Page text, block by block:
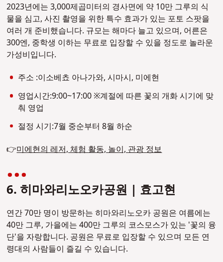
2023년에는 3,000제곱미터의 경사면에 약 10만 그루의 식
물을 심고, 사진 촬영을 위한 특수 효과가 있는 포토 스팟을
여러 개 준비했습니다. 규모는 해마다 늘고 있으며, 어른은
300엔, 중학생 이하는 무료로 입장할 수 있을 정도로 놀라운
가성비입니다.
주소 :이소베쵸 아나가와, 시마시, 미에현
영업시간:9:00~17:00 ※계절에 따른 꽃의 개화 시기에 맞
춰 영업
절정 시기:7월 중순부터 8월 하순
👉미에현의 레저, 체험 활동, 놀이, 관광 정보
6. 히마와리노오카공원 | 효고현
연간 70만 명이 방문하는히마와리노오카 공원은 여름에는
40만 그루, 가을에는 400만 그루의 코스모스가 있는 '꽃의 융
단'을 자랑합니다. 공원은 무료로 입장할 수 있으며 모든 연
령대의 사람들이 즐길 수 있습니다.